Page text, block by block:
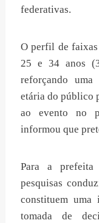
federativas.
O perfil de
25 e 34 anos
reforçando uma
etária do público
ao evento no
informou que
Para a
pesquisas
constituem uma
tomada de